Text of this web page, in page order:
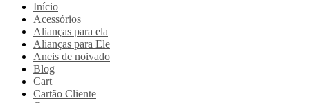
Início
Acessórios
Alianças para ela
Alianças para Ele
Aneis de noivado
Blog
Cart
Cartão Cliente